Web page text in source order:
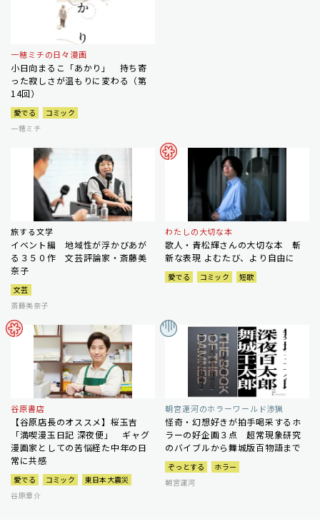
一穂ミチの日々漫画
小日向まるこ「あかり」 持ち寄
った寂しさが温もりに変わる（第
14回）
愛でる
コミック
一穂ミチ
旅する文学
イベント編 地域性が浮かびあが
る３５０作 文芸評論家・斎藤美
奈子
文芸
斎藤美奈子
わたしの大切な本
歌人・青松輝さんの大切な本 斬
新な表現 よむたび、より自由に
愛でる コミック 短歌
谷原書店
【谷原店長のオススメ】桜玉吉
「満喫漫玉日記 深夜便」 ギャグ
漫画家としての苦悩経た中年の日
常に共感
愛でる コミック
東日本大震災
谷原章介
朝宮運河のホラーワールド渉猟
怪奇・幻想好きが拍手喝采するホ
ラーの好企画３点 超常現象研究
のバイブルから舞城版百物語まで
ぞっとする
ホラー
朝宮運河